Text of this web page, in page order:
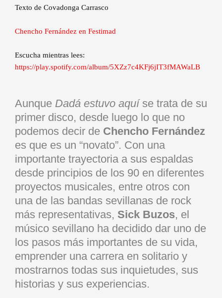
Texto de Covadonga Carrasco
Chencho Fernández en Festimad
Escucha mientras lees:
https://play.spotify.com/album/5XZz7c4KFj6jIT3fMAWaLB
Aunque Dadá estuvo aquíse trata de su
primer disco, desde luego lo que no
podemos decir de Chencho Fernández
es que es un “novato”. Con una
importante trayectoria a sus espaldas
desde principios de los 90 en diferentes
proyectos musicales, entre otros con
una de las bandas sevillanas de rock
más representativas, Sick Buzos, el
músico sevillano ha decidido dar uno de
los pasos más importantes de su vida,
emprender una carrera en solitario y
mostrarnos todas sus inquietudes, sus
historias y sus experiencias.